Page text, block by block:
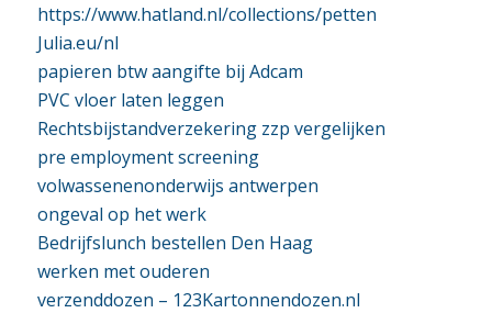
https://www.hatland.nl/collections/petten
Julia.eu/nl
papieren btw aangifte bij Adcam
PVC vloer laten leggen
Rechtsbijstandverzekering zzp vergelijken
pre employment screening
volwassenenonderwijs antwerpen
ongeval op het werk
Bedrijfslunch bestellen Den Haag
werken met ouderen
verzenddozen – 123Kartonnendozen.nl